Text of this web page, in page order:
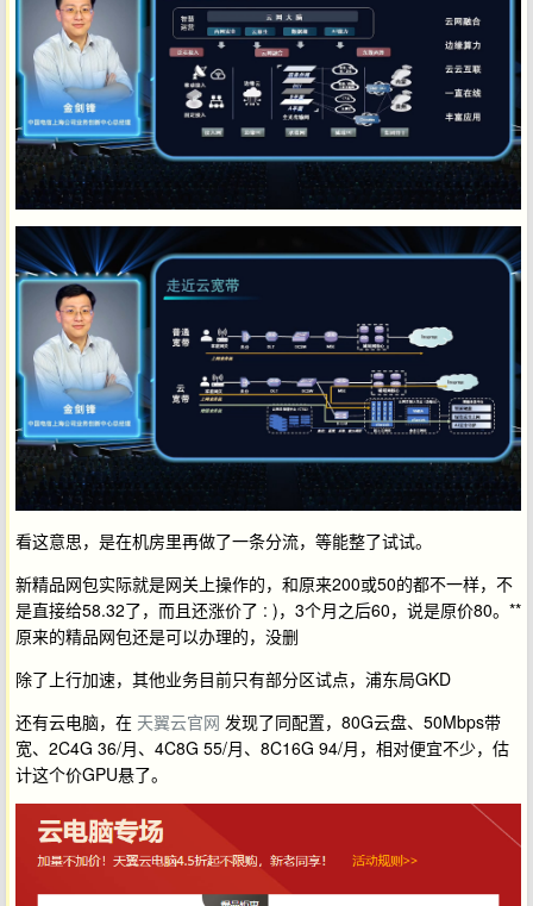
看这意思，是在机房里再做了一条分流，等能整了试试。
新精品网包实际就是网关上操作的，和原来200或50的都不一样，不
是直接给58.32了，而且还涨价了 : )，3个月之后60，说是原价80。**
原来的精品网包还是可以办理的，没删
除了上行加速，其他业务目前只有部分区试点，浦东局GKD
还有云电脑，在 天翼云官网 发现了同配置，80G云盘、50Mbps带
宽、2C4G 36/月、4C8G 55/月、8C16G 94/月，相对便宜不少，估
计这个价GPU悬了。